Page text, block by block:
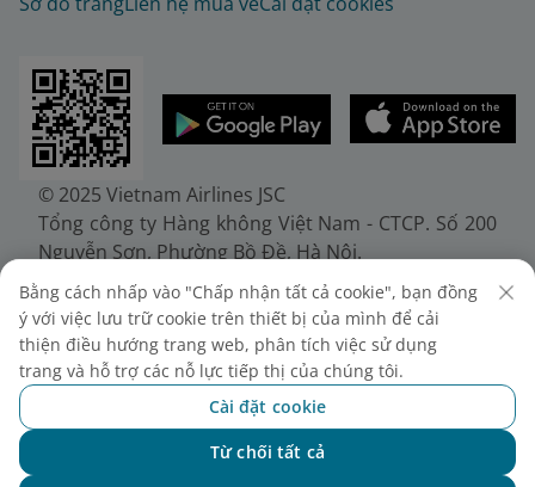
© 2025 Vietnam Airlines JSC
Tổng công ty Hàng không Việt Nam - CTCP. Số 200
Nguyễn Sơn, Phường Bồ Đề, Hà Nội.
Điện thoại: (+84-24) 38272289. Fax: (+84-24)
38722375
Giấy chứng nhận đăng ký doanh nghiệp, mã số
doanh nghiệp 0100107518, đăng ký lần đầu ngày
30/6/2010, đăng ký thay đổi lần thứ 10 ngày
24/7/2025, cấp bởi Sở Tài chính Thành phố Hà Nội.
Bằng cách nhấp vào "Chấp nhận tất cả cookie", bạn đồng
ý với việc lưu trữ cookie trên thiết bị của mình để cải
thiện điều hướng trang web, phân tích việc sử dụng
trang và hỗ trợ các nỗ lực tiếp thị của chúng tôi.
Cài đặt cookie
Từ chối tất cả